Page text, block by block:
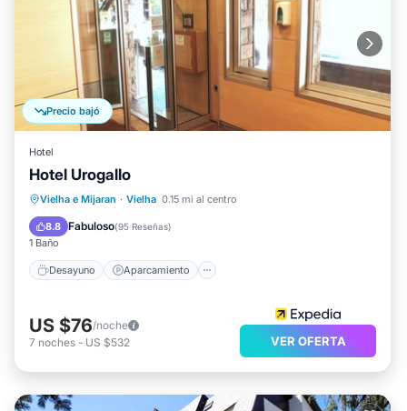
Precio bajó
Hotel
Hotel Urogallo
Vielha e Mijaran · Vielha 0.15 mi al centro
8.8 Fabuloso(95 Reseñas)
1 Baño
Desayuno Aparcamiento
Desayuno Aparcamiento
Internet
US $76/noche
7 noches - US $532 VER OFERTA